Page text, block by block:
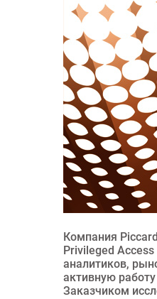
Компания
Privileged
аналитиков,
активную
Заказчиком